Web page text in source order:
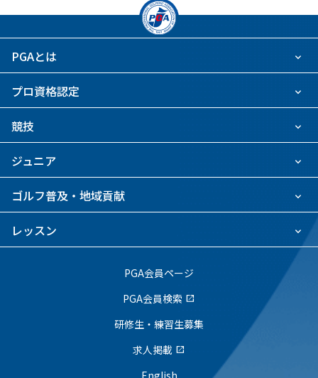
PGAとは
プロ資格認定
競技
ジュニア
ゴルフ普及・地域貢献
レッスン
PGA会員ページ
PGA会員検索 open_in_new
研修生・練習生募集
求人掲載 open_in_new